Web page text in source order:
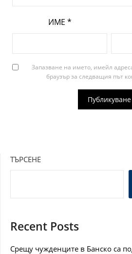
ИМЕ *
Запазване на името, имейл
браузър за следващия път
ТЪРСЕНЕ
Recent Posts
Срещу чужденците в Банско са